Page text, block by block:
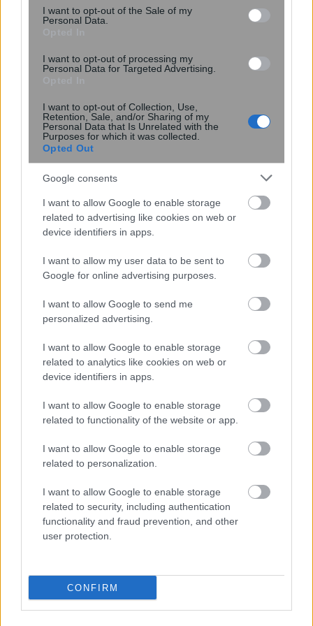
consent section.
I want to opt-out of the Sale of my
Personal Data.
I want to opt-out of processing my
Personal Data for Targeted Advertising.
I want to opt-out of Collection, Use,
Retention, Sale, and/or Sharing of my
Personal Data that Is Unrelated with the
Purposes for which it was collected.
Opted Out
Google consents
I want to allow Google to enable storage
related to advertising like cookies on web or
device identifiers in apps.
I want to allow my user data to be sent to
Google for online advertising purposes.
I want to allow Google to send me
personalized advertising.
I want to allow Google to enable storage
related to analytics like cookies on web or
device identifiers in apps.
I want to allow Google to enable storage
related to functionality of the website or app.
I want to allow Google to enable storage
related to personalization.
I want to allow Google to enable storage
related to security, including authentication
functionality and fraud prevention, and other
user protection.
CONFIRM
του Σισμανογλείου
Αστρονόμοι μέτρησαν την μακρινή
επίδραση ενός κβάζαρ στο σύμπαν –
Τι ανακάλυψαν
Το Google Assistant αποσύρεται από
τα Android τηλέφωνα τον Σεπτέμβριο